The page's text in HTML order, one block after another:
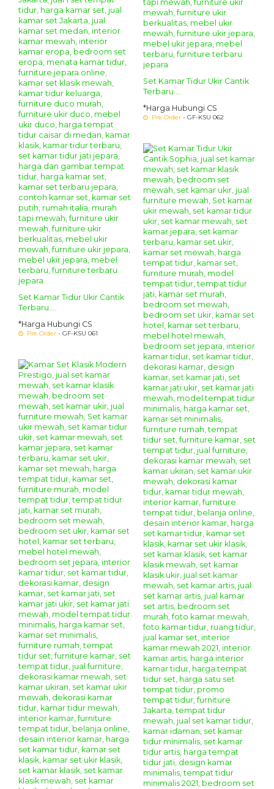
Set Kamar Tidur Ukir Cantik
Terbaru....
*Harga Hubungi CS
Pre Order - GF-KSU 062
Set Kamar Tidur Ukir Cantik
Terbaru....
*Harga Hubungi CS
Pre Order - GF-KSU 061